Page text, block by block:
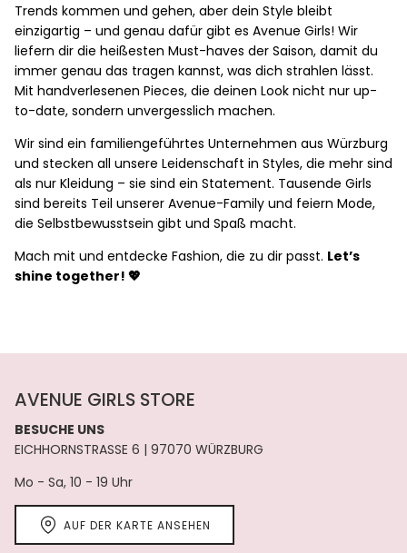
Trends kommen und gehen, aber dein Style bleibt
einzigartig – und genau dafür gibt es Avenue Girls! Wir
liefern dir die heißesten Must-haves der Saison, damit du
immer genau das tragen kannst, was dich strahlen lässt.
Mit handverlesenen Pieces, die deinen Look nicht nur up-
to-date, sondern unvergesslich machen.
Wir sind ein familiengeführtes Unternehmen aus Würzburg
und stecken all unsere Leidenschaft in Styles, die mehr sind
als nur Kleidung – sie sind ein Statement. Tausende Girls
sind bereits Teil unserer Avenue-Family und feiern Mode,
die Selbstbewusstsein gibt und Spaß macht.
Mach mit und entdecke Fashion, die zu dir passt. Let’s
shine together! 💖
AVENUE GIRLS STORE
BESUCHE UNS
EICHHORNSTRASSE 6 | 97070 WÜRZBURG
Mo - Sa, 10 - 19 Uhr
AUF DER KARTE ANSEHEN